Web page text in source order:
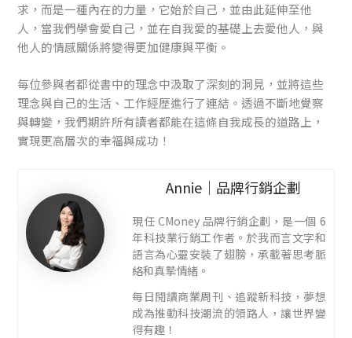
求，而是一種內在的力量，它始於自己，並由此延伸至他
人，當我們學會愛自己，並在自我愛的基礎上去愛他人，與
他人的情感關係將變得更加健康與平衡。
每位參與者都從書中的理念中汲取了深刻的洞見，並將這些
理念與自己的生活、工作經歷進行了連結。透過不斷地覺察
與轉變，我們期許所有讀者都能在這條自我成長的道路上，
實現更高層次的幸福與成功！
Annie｜品牌行銷企劃
現任 CMoney 品牌行銷企劃，是一個 6
年科技業行銷工作者。於我而言文字和
語言為心靈安裝了翅膀，承載著思考脈
絡和真摯情緒。
每日閱讀商業周刊、追蹤新科技，夢想
成為推動科技潮流的領路人，讓世界變
得有趣！